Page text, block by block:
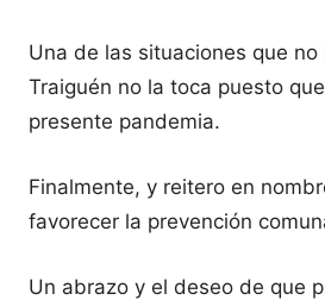
Una de las situaciones que
Traiguén no la toca puesto
presente pandemia.
Finalmente, y reitero en
favorecer la prevención
Un abrazo y el deseo de que